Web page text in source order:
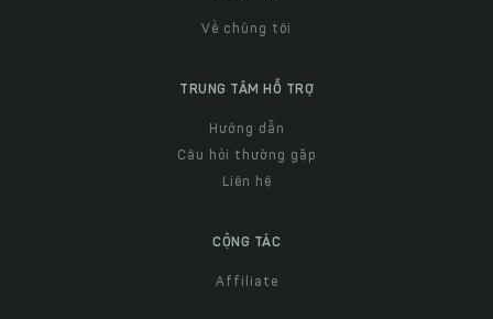
Về chúng tôi
TRUNG TÂM HỖ TRỢ
Hướng dẫn
Câu hỏi thường gặp
Liên hệ
CỘNG TÁC
Affiliate